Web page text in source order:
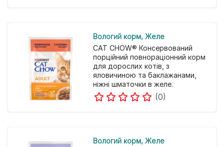
Вологий корм Желе
CAT CHOW® Консервований
порційний повнораціонний корм
для дорослих котів, з
яловичиною та баклажанами,
ніжні шматочки в желе.
(0)
Вологий корм Желе